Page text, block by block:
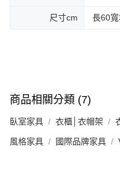
尺寸cm 長60
商品相關分類 (7)
臥室家具 衣櫃│衣帽架
風格家具 國際品牌家具